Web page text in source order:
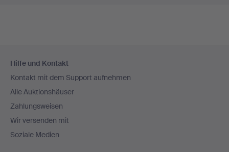
Navigation
Hilfe und Kontakt
Kontakt mit dem Support aufnehmen
Alle Auktionshäuser
Zahlungsweisen
Wir versenden mit
Soziale Medien